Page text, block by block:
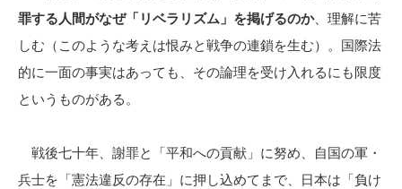
罪する人間がなぜ「リベラリズム」を掲げるのか、理解に苦
しむ（このような考えは恨みと戦争の連鎖を生む）。国際法
的に一面の事実はあっても、その論理を受け入れるにも限度
というものがある。
戦後七十年、謝罪と「平和への貢献」に努め、自国の軍・
兵士を「憲法違反の存在」に押し込めてまで、日本は「負け